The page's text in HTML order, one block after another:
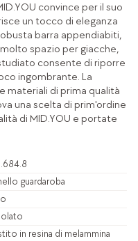
convince per il suo
un tocco di eleganza
barra appendiabiti,
spazio per giacche,
consente di riporre
ingombrante. La
materiali di prima qualità
una scelta di prim'ordine
di MID.YOU e portate
guardaroba
in resina di melammina